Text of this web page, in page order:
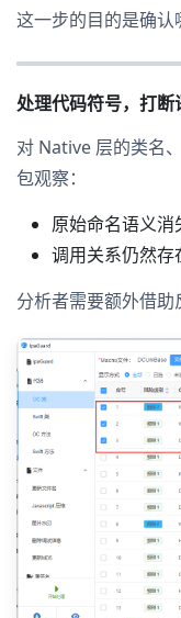
这一步的目的是确认
处理代码符号，打断
对 Native 层的类名
包观察：
原始命名语义消
调用关系仍然存
分析者需要额外借助